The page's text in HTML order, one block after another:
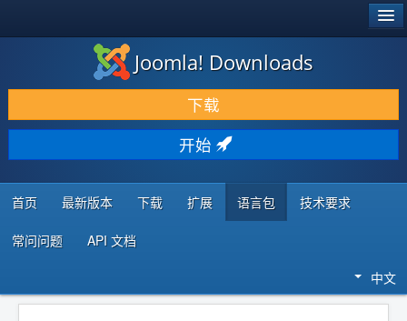
下载 & 扩展
发现 & 学习
社区 & 支持
开发者资源
Joomla! Downloads
下载
开始
首页 最新版本 下载 扩展 语言包 技术要求
常问问题 API 文档
中文